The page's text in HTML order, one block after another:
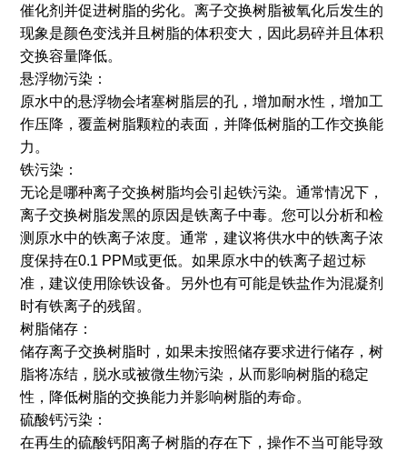
催化剂并促进树脂的劣化。离子交换树脂被氧化后发生的
现象是颜色变浅并且树脂的体积变大，因此易碎并且体积
交换容量降低。
悬浮物污染：
原水中的悬浮物会堵塞树脂层的孔，增加耐水性，增加工
作压降，覆盖树脂颗粒的表面，并降低树脂的工作交换能
力。
铁污染：
无论是哪种离子交换树脂均会引起铁污染。通常情况下，
离子交换树脂发黑的原因是铁离子中毒。您可以分析和检
测原水中的铁离子浓度。通常，建议将供水中的铁离子浓
度保持在0.1 PPM或更低。如果原水中的铁离子超过标
准，建议使用除铁设备。另外也有可能是铁盐作为混凝剂
时有铁离子的残留。
树脂储存：
储存离子交换树脂时，如果未按照储存要求进行储存，树
脂将冻结，脱水或被微生物污染，从而影响树脂的稳定
性，降低树脂的交换能力并影响树脂的寿命。
硫酸钙污染：
在再生的硫酸钙阳离子树脂的存在下，操作不当可能导致